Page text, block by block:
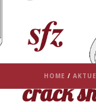
HOME /
crack